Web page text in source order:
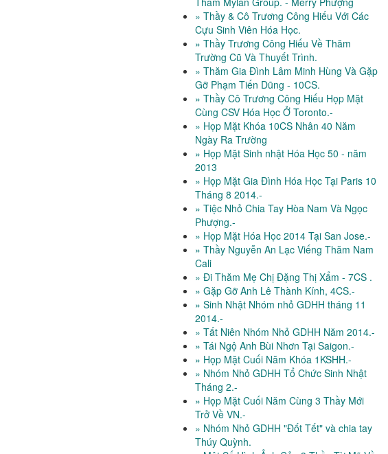
» Thầy & Cô Trương Công Hiếu Với Các
Cựu Sinh Viên Hóa Học.
» Thầy Trương Công Hiếu Về Thăm
Trường Cũ Và Thuyết Trình.
» Thăm Gia Đình Lâm Minh Hùng Và Gặp
Gỡ Phạm Tiến Dũng - 10CS.
» Thầy Cô Trương Công Hiếu Họp Mặt
Cùng CSV Hóa Học Ở Toronto.-
» Họp Mặt Khóa 10CS Nhân 40 Năm
Ngày Ra Trường
» Họp Mặt Sinh nhật Hóa Học 50 - năm
2013
» Họp Mặt Gia Đình Hóa Học Tại Paris 10
Tháng 8 2014.-
» Tiệc Nhỏ Chia Tay Hòa Nam Và Ngọc
Phượng.-
» Họp Mặt Hóa Học 2014 Tại San Jose.-
» Thầy Nguyễn An Lạc Viếng Thăm Nam
Cali
» Đi Thăm Mẹ Chị Đặng Thị Xẩm - 7CS .
» Gặp Gỡ Anh Lê Thành Kính, 4CS.-
» Sinh Nhật Nhóm nhỏ GDHH tháng 11
2014.-
» Tất Niên Nhóm Nhỏ GDHH Năm 2014.-
» Tái Ngộ Anh Bùi Nhơn Tại Saigon.-
» Họp Mặt Cuối Năm Khóa 1KSHH.-
» Nhóm Nhỏ GDHH Tổ Chức Sinh Nhật
Tháng 2.-
» Họp Mặt Cuối Năm Cùng 3 Thầy Mới
Trở Về VN.-
» Nhóm Nhỏ GDHH "Đốt Tết" và chia tay
Thúy Quỳnh.